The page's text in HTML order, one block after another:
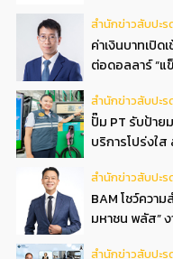
สํานักข่าวสับปะร
ค่าเงินบาทเปิด
ต่อดอลลาร์ “แ
สํานักข่าวสับปะร
ปั๊ม PT รับป้าย
บริการโปร่งใ
สํานักข่าวสับปะร
BAM โชว์ควา
มหาชน พลัส”
สํานักข่าวสับปะร